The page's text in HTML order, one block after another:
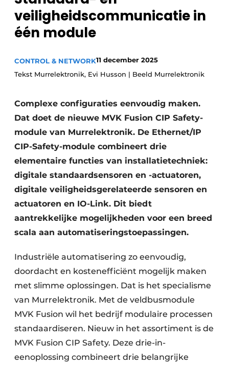
Privacy / Cookie statement
Vacature aanmelden
Video’s
veiligheidscommunicatie in
één module
CONTROL & NETWORK11 december 2025
Tekst Murrelektronik, Evi Husson | Beeld Murrelektronik
Complexe configuraties eenvoudig maken.
Dat doet de nieuwe MVK Fusion CIP Safety-
module van Murrelektronik. De Ethernet/IP
CIP-Safety-module combineert drie
elementaire functies van installatietechniek:
digitale standaardsensoren en -actuatoren,
digitale veiligheidsgerelateerde sensoren en
actuatoren en IO-Link. Dit biedt
aantrekkelijke mogelijkheden voor een breed
scala aan automatiseringstoepassingen.
Industriële automatisering zo eenvoudig,
doordacht en kostenefficiënt mogelijk maken
met slimme oplossingen. Dat is het specialisme
van Murrelektronik. Met de veldbusmodule
MVK Fusion wil het bedrijf modulaire processen
standaardiseren. Nieuw in het assortiment is de
MVK Fusion CIP Safety. Deze drie-in-
eenoplossing combineert drie belangrijke